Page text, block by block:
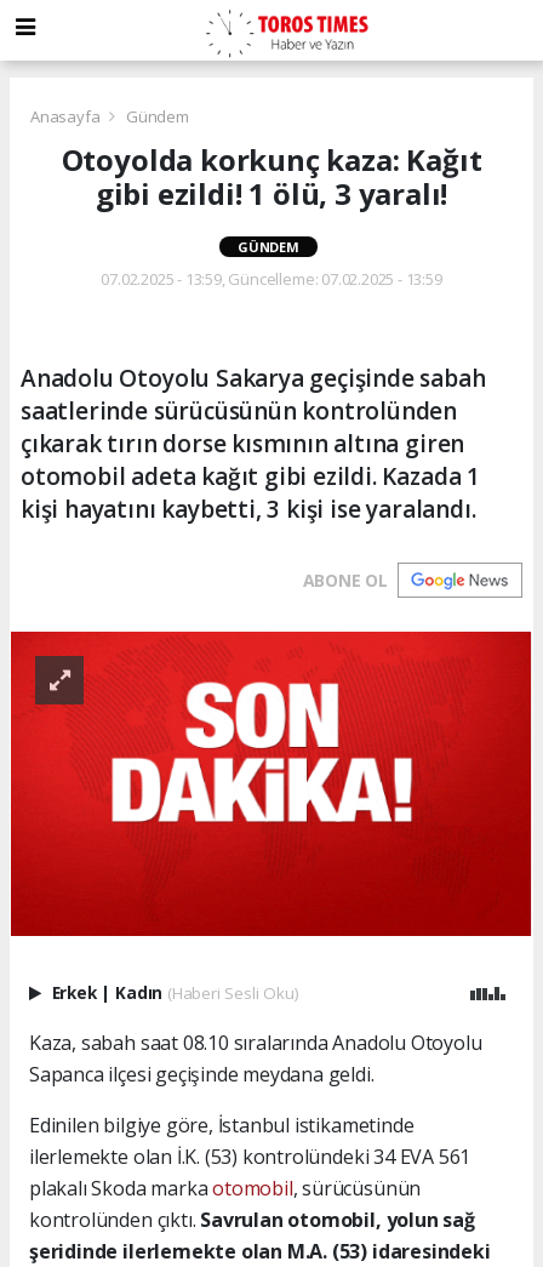
Anasayfa Gündem
Otoyolda korkunç kaza: Kağıt
gibi ezildi! 1 ölü, 3 yaralı!
GÜNDEM
07.02.2025 - 13:59, Güncelleme: 07.02.2025 - 13:59
Anadolu Otoyolu Sakarya geçişinde sabah
saatlerinde sürücüsünün kontrolünden
çıkarak tırın dorse kısmının altına giren
otomobil adeta kağıt gibi ezildi. Kazada 1
kişi hayatını kaybetti, 3 kişi ise yaralandı.
ABONE OL
Erkek | Kadın (Haberi Sesli Oku)
Kaza, sabah saat 08.10 sıralarında Anadolu Otoyolu
Sapanca ilçesi geçişinde meydana geldi.
Edinilen bilgiye göre, İstanbul istikametinde
ilerlemekte olan İ.K. (53) kontrolündeki 34 EVA 561
plakalı Skoda markaotomobil, sürücüsünün
kontrolünden çıktı. Savrulan otomobil, yolun sağ
şeridinde ilerlemekte olan M.A. (53) idaresindeki